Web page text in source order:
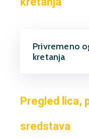
Privremeno
kretanja
Pregled lica,
sredstava